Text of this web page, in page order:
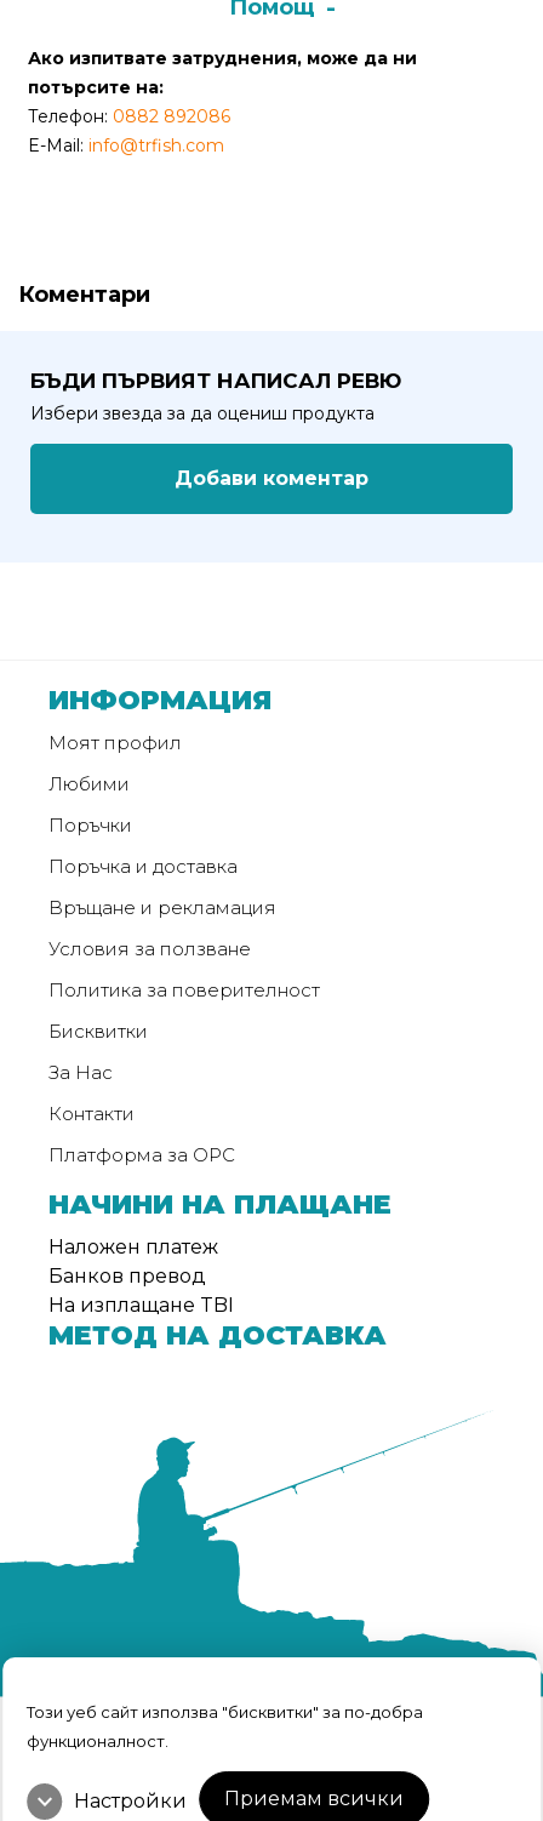
Този уеб сайт използва "бисквитки" за по-добра
функционалност.
Приемам всички
expand_more Настройки
Политика
за
използване
(Cookie)
Copyright
2026
Дизайн
Weberest
Помощ
Ако изпитвате затруднения, може да ни
потърсите на:
Телефон: 0882 892086
E-Mail: info@trfish.com
Коментари
БЪДИ ПЪРВИЯТ НАПИСАЛ РЕВЮ
Избери звезда за да оцениш продукта
Добави коментар
ИНФОРМАЦИЯ
Моят профил
Любими
Поръчки
Поръчка и доставка
Връщане и рекламация
Условия за ползване
Политика за поверителност
Бисквитки
За Нас
Контакти
Платформа за ОРС
НАЧИНИ НА ПЛАЩАНЕ
Наложен платеж
Банков превод
На изплащане TBI
МЕТОД НА ДОСТАВКА
TRFISH | Всичко за риболова © 2026 Всички
права запазени.
Интернет Маркетинг и Дизайн